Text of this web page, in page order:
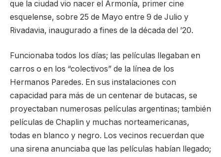
que la ciudad vio nacer el Armonía, primer cine
esquelense, sobre 25 de Mayo entre 9 de Julio y
Rivadavia, inaugurado a fines de la década del ’20.
Funcionaba todos los días; las películas llegaban en
carros o en los “colectivos” de la línea de los
Hermanos Paredes. En sus instalaciones con
capacidad para más de un centenar de butacas, se
proyectaban numerosas películas argentinas; también
películas de Chaplin y muchas norteamericanas,
todas en blanco y negro. Los vecinos recuerdan que
una sirena anunciaba que las películas habían llegado;